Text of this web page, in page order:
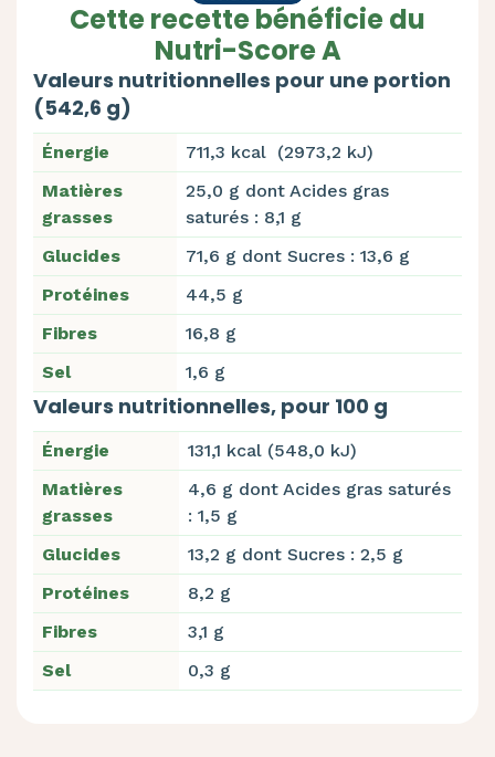
Cette recette bénéficie du
Nutri-Score A
Valeurs nutritionnelles pour une portion
(542,6 g)
Énergie
711,3 kcal (2973,2 kJ)
Matières
grasses
25,0 g dont Acides gras
saturés : 8,1 g
Glucides
71,6 g dont Sucres : 13,6 g
Protéines
44,5 g
Fibres
16,8 g
Sel
1,6 g
Valeurs nutritionnelles, pour 100 g
Énergie
131,1 kcal (548,0 kJ)
Matières
grasses
4,6 g dont Acides gras saturés
: 1,5 g
Glucides
13,2 g dont Sucres : 2,5 g
Protéines
8,2 g
Fibres
3,1 g
Sel
0,3 g